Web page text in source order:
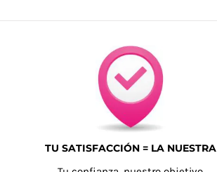
TU SATISFACCIÓN = LA NUESTRA